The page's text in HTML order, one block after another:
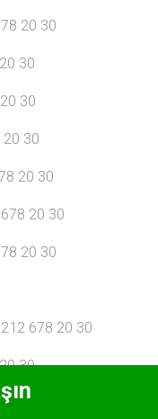
20 30
30
30
30
20 30
20 30
20 30
678 20 30
30
20 30